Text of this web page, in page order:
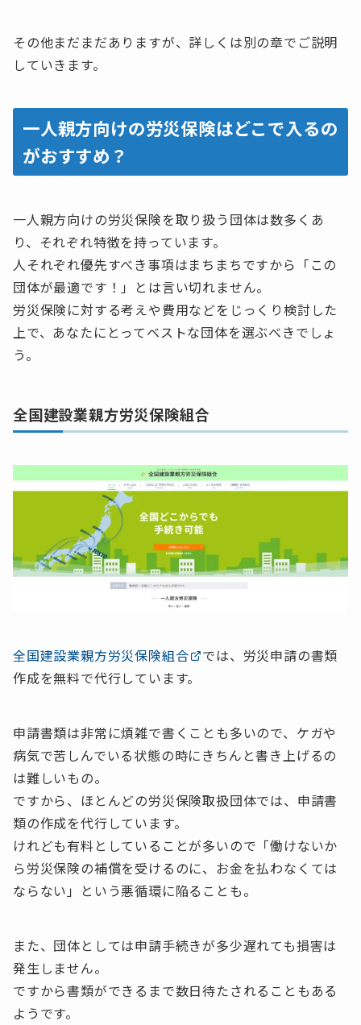
その他まだまだありますが、詳しくは別の章でご説明
していきます。
一人親方向けの労災保険はどこで入るの
がおすすめ？
一人親方向けの労災保険を取り扱う団体は数多くあ
り、それぞれ特徴を持っています。
人それぞれ優先すべき事項はまちまちですから「この
団体が最適です！」とは言い切れません。
労災保険に対する考えや費用などをじっくり検討した
上で、あなたにとってベストな団体を選ぶべきでしょ
う。
全国建設業親方労災保険組合
全国建設業親方労災保険組合
では、労災申請の書類
作成を無料で代行しています。
申請書類は非常に煩雑で書くことも多いので、ケガや
病気で苦しんでいる状態の時にきちんと書き上げるの
は難しいもの。
ですから、ほとんどの労災保険取扱団体では、申請書
類の作成を代行しています。
けれども有料としていることが多いので「働けないか
ら労災保険の補償を受けるのに、お金を払わなくては
ならない」という悪循環に陥ることも。
また、団体としては申請手続きが多少遅れても損害は
発生しません。
ですから書類ができるまで数日待たされることもある
ようです。